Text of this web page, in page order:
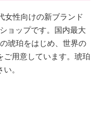
女性向けの新ブランド
ョップです。国内最大
琥珀をはじめ、世界の
用意しています。琥珀
。